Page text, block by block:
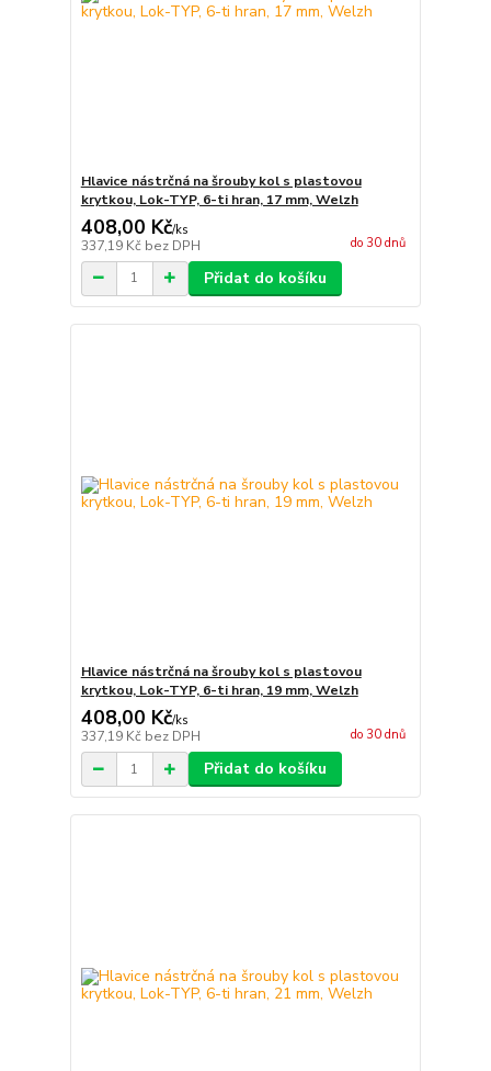
Hlavice nástrčná na šrouby kol s plastovou
krytkou, Lok-TYP, 6-ti hran, 17 mm, Welzh
408,00 Kč/ks
337,19 Kč bez DPH do 30 dnů
Přidat do košíku
Hlavice nástrčná na šrouby kol s plastovou
krytkou, Lok-TYP, 6-ti hran, 19 mm, Welzh
408,00 Kč/ks
337,19 Kč bez DPH do 30 dnů
Přidat do košíku